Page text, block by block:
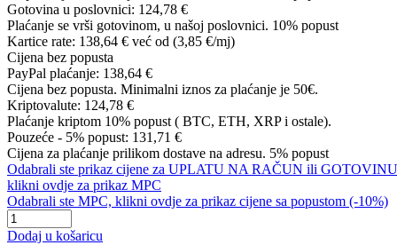
Gotovina u poslovnici: 124,78 €
Plaćanje se vrši gotovinom, u našoj poslovnici. 10% popust
Kartice rate: 138,64 € već od (3,85 €/mj)
Cijena bez popusta
PayPal plaćanje: 138,64 €
Cijena bez popusta. Minimalni iznos za plaćanje je 50€.
Kriptovalute: 124,78 €
Plaćanje kriptom 10% popust ( BTC, ETH, XRP i ostale).
Pouzeće - 5% popust: 131,71 €
Cijena za plaćanje prilikom dostave na adresu. 5% popust
Odabrali ste prikaz cijene za UPLATU NA RAČUN ili
klikni ovdje za prikaz MPC
Odabrali ste MPC, klikni ovdje za prikaz cijene sa popustom (-10%)
Dodaj u košaricu